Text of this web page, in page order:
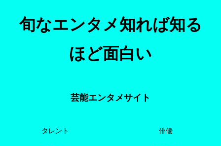
旬なエンタメ知れば知る
ほど面白い
芸能エンタメサイト
タレント 俳優